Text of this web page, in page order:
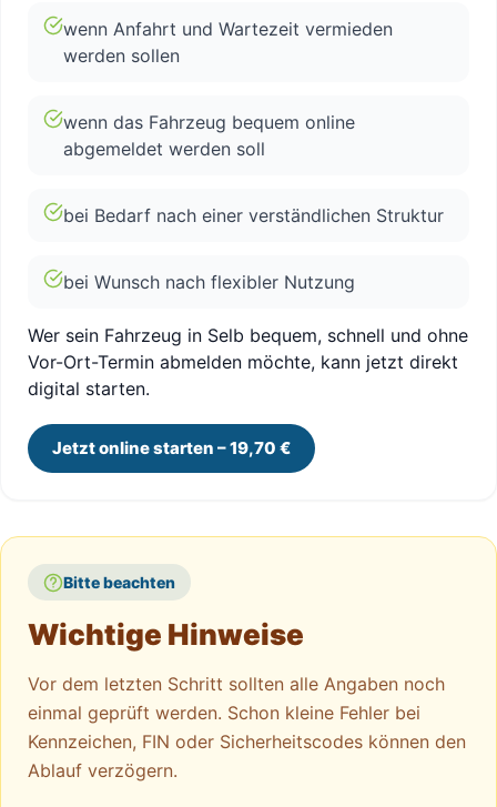
wenn Anfahrt und Wartezeit vermieden
werden sollen
wenn das Fahrzeug bequem online
abgemeldet werden soll
bei Bedarf nach einer verständlichen Struktur
bei Wunsch nach flexibler Nutzung
Wer sein Fahrzeug in Selb bequem, schnell und ohne
Vor-Ort-Termin abmelden möchte, kann jetzt direkt
digital starten.
Jetzt online starten – 19,70 €
Bitte beachten
Wichtige Hinweise
Vor dem letzten Schritt sollten alle Angaben noch
einmal geprüft werden. Schon kleine Fehler bei
Kennzeichen, FIN oder Sicherheitscodes können den
Ablauf verzögern.